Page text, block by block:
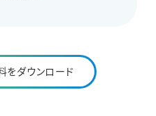
をダウンロード